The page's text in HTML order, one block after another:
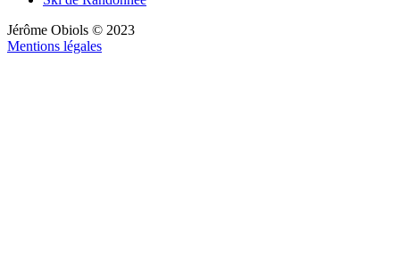
Jérôme Obiols © 2023
Mentions légales